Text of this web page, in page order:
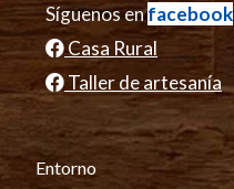
Síguenos enfacebook
Casa Rural
Taller de artesanía
Entorno